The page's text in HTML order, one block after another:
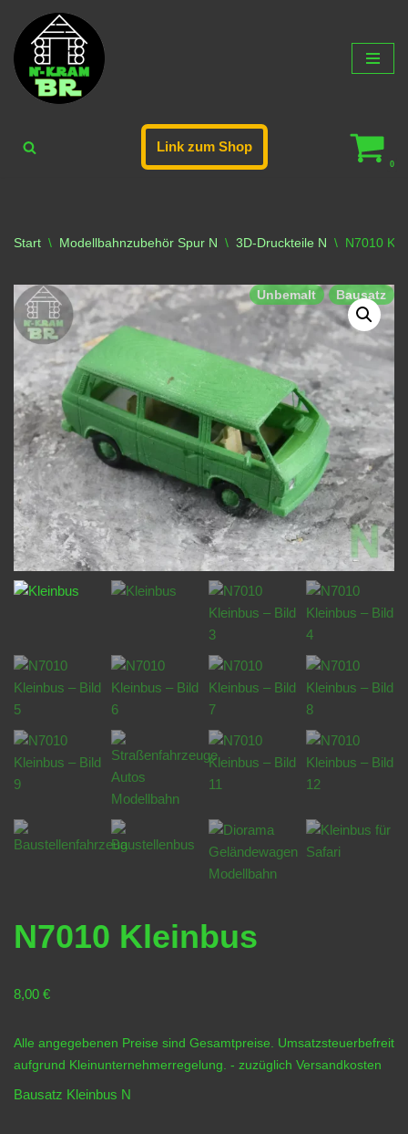
Zum
Inhalt
springen
Link zum Shop
0
Start \ Modellbahnzubehör Spur N \ 3D-Druckteile N \ N7010
Unbemalt Bausatz
N7010 Kleinbus
8,00 €
Alle angegebenen Preise sind Gesamtpreise. Umsatzsteuerbefreit
aufgrund Kleinunternehmerregelung. - zuzüglich Versandkosten
Bausatz Kleinbus N